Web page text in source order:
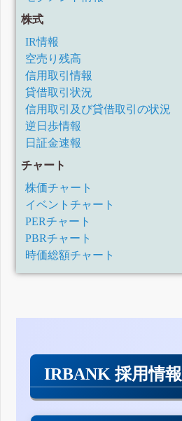
株式
IR情報
空売り残高
信用取引情報
貸借取引状況
信用取引及び貸借取引の状況
逆日歩情報
日証金速報
チャート
株価チャート
イベントチャート
PERチャート
PBRチャート
時価総額チャート
IRBANK 採用情報